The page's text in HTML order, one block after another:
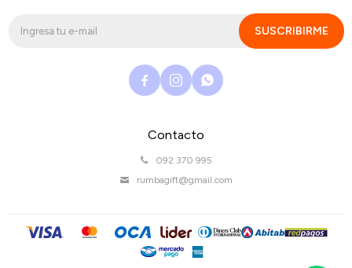
Contacto
092 370 995
rumbagift@gmail.com
SUSCRIBIRME
  